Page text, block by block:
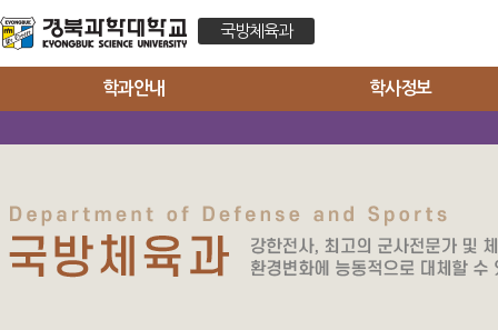
국방체육과
학과안내 학사정보